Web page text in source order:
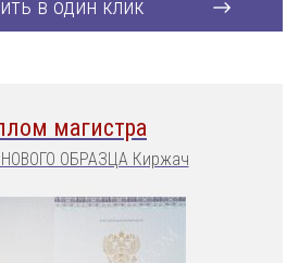
в один клик
магистра
НОВОГО ОБРАЗЦА Киржач